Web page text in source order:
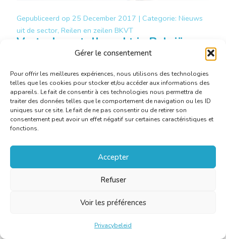
Gérer le consentement
Pour offrir les meilleures expériences, nous utilisons des technologies
telles que les cookies pour stocker et/ou accéder aux informations des
appareils. Le fait de consentir à ces technologies nous permettra de
traiter des données telles que le comportement de navigation ou les ID
uniques sur ce site. Le fait de ne pas consentir ou de retirer son
consentement peut avoir un effet négatif sur certaines caractéristiques et
fonctions.
Accepter
Refuser
Voir les préférences
Privacybeleid
Gepubliceerd op 25 December 2017 | Categorie: Nieuws
uit de sector, Reilen en zeilen BKVT
Vertaal- en tolkmarkt in België:
enquête 2017
Meer weten